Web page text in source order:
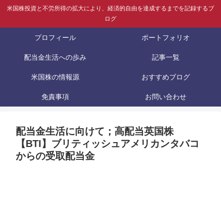
米国株投資と不労所得の拡大により、経済的自由を達成するまでを記録するブ
ログ
プロフィール ポートフォリオ
配当金生活への歩み 記事一覧
米国株の情報源 おすすめブログ
免責事項 お問い合わせ
配当金生活に向けて；高配当英国株
【BTI】ブリティッシュアメリカンタバコ
からの受取配当金